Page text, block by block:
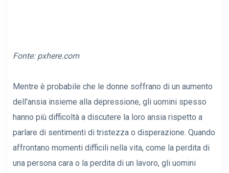
Fonte: pxhere.com
Mentre è probabile che le donne soffrano di un aumento
dell'ansia insieme alla depressione, gli uomini spesso
hanno più difficoltà a discutere la loro ansia rispetto a
parlare di sentimenti di tristezza o disperazione. Quando
affrontano momenti difficili nella vita, come la perdita di
una persona cara o la perdita di un lavoro, gli uomini